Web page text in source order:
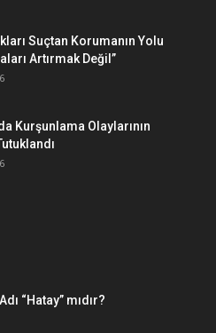
Suçtan Korumanın Yolu
Artırmak Değil”
Kurşunlama Olaylarının
“Hatay” mıdır?